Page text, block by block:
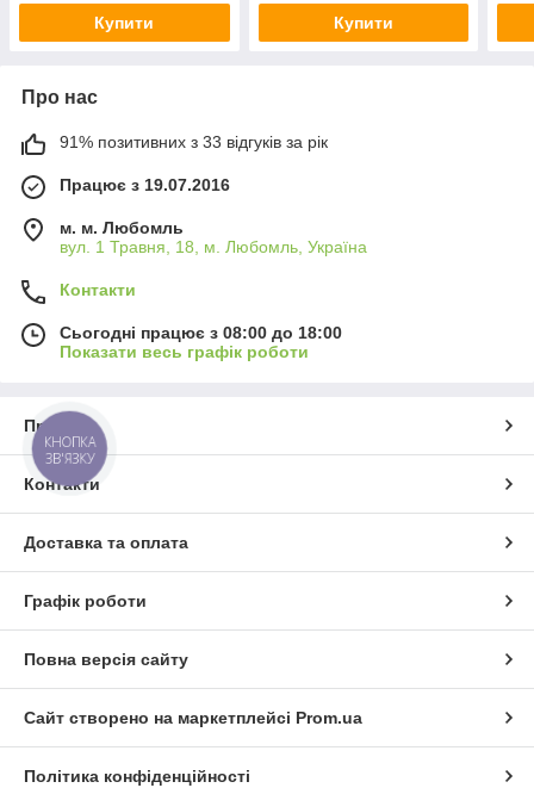
Купити Купити
Про нас
91% позитивних з 33 відгуків за рік
Працює з 19.07.2016
м. м. Любомль
вул. 1 Травня, 18, м. Любомль, Україна
Контакти
Сьогодні працює з 08:00 до 18:00
Показати весь графік роботи
Про нас
Контакти
Доставка та оплата
Графік роботи
Повна версія сайту
Сайт створено на маркетплейсі Prom.ua
Політика конфіденційності
КНОПКА
ЗВ'ЯЗКУ